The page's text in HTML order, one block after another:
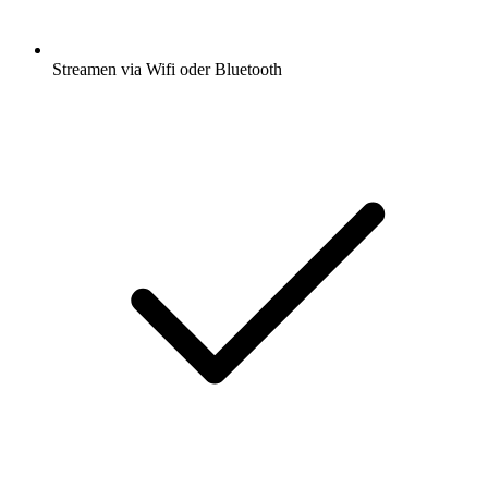
Streamen via Wifi oder Bluetooth